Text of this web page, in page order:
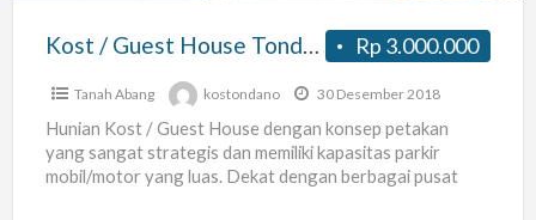
Strategis
Nyaman
Rp 3.000.000
Kost / Guest House Tondano Benhil – Murah, Strategis dan Nyaman
Tanah Abang kostondano 30 Desember 2018
Hunian Kost / Guest House dengan konsep petakan
yang sangat strategis dan memiliki kapasitas parkir
mobil/motor yang luas. Dekat dengan berbagai pusat